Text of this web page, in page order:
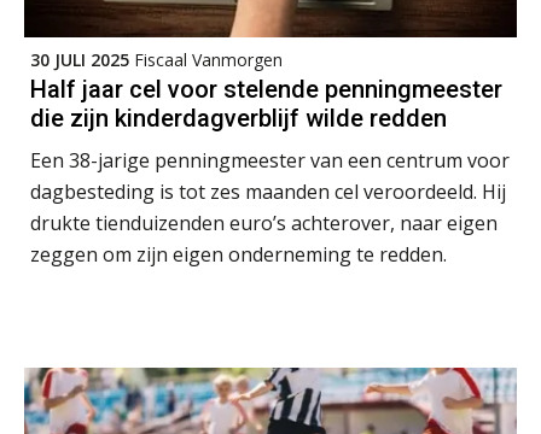
30 JULI 2025 Fiscaal Vanmorgen
Half jaar cel voor stelende penningmeester
die zijn kinderdagverblijf wilde redden
Een 38-jarige penningmeester van een centrum voor
dagbesteding is tot zes maanden cel veroordeeld. Hij
drukte tienduizenden euro’s achterover, naar eigen
zeggen om zijn eigen onderneming te redden.
Kirsten Roskam
Ognjen Soldat